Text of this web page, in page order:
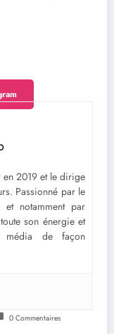
en 2019 et le dirige
Passionné par le
et notamment par
son énergie et
de façon
0 Commentaires